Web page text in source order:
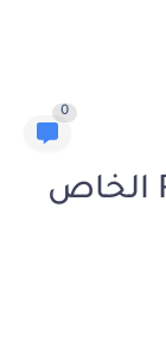
0
المقرر الوزاري 2022 PDF الخاص